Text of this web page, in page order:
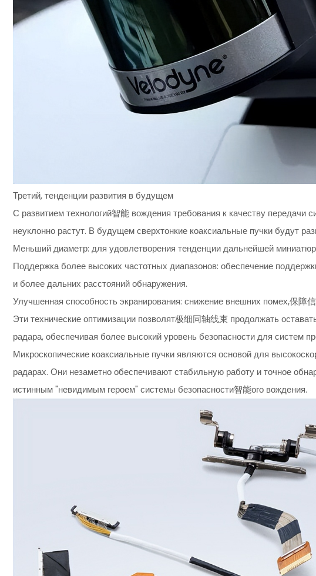
Третий, тенденции развития в будущем
С развитием технологий智能 вождения требования к качеству передачи
неуклонно растут. В будущем сверхтонкие коаксиальные пучки будут
Меньший диаметр: для удовлетворения тенденции дальнейшей
Поддержка более высоких частотных диапазонов: обеспечение
и более дальних расстояний обнаружения.
Улучшенная способность экранирования: снижение внешних помех,保障
Эти технические оптимизации позволят极细同轴线束 продолжать
радара, обеспечивая более высокий уровень безопасности для систем
Микроскопические коаксиальные пучки являются основой для
радарах. Они незаметно обеспечивают стабильную работу и точное
истинным "невидимым героем" системы безопасности智能ого вождения.